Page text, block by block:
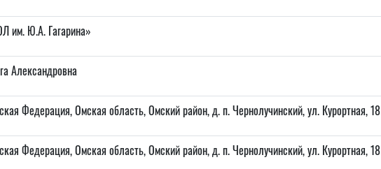
им. Ю.А. Гагарина»
Александровна
Федерация, Омская область, Омский район, д. п. Чернолучинский, ул. Курортная, 18
Федерация, Омская область, Омский район, д. п. Чернолучинский, ул. Курортная, 18